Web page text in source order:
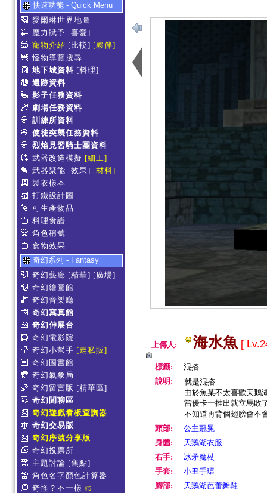
快速功能 - Quick Menu
愛爾琳世界地圖
魔力賦予 [喜愛]
寵物介紹 [比較] [夥伴]
怪物導覽搜尋
地下城資料 [料理]
遺跡資料
影子任務資料
劇場任務資料
訓練所資料
使徒突襲任務資料
烈焰見習騎士團資料
武器改造模擬 [細工]
武器聚能 [效果] [材料]
製衣樣本
打鐵設計圖
可生產物品
料理食譜
角色稱號
食物效果
奇幻系列 - Fantasy
奇幻藝廊 [精華] [廣場]
奇幻繪圖館
奇幻音樂廳
奇幻寫真館
奇幻伸展台
奇幻電影院
奇幻小幫手 [走私販]
奇幻圖書館
奇幻氣象局
奇幻留言版 [精華區]
奇幻閒聊區
奇幻遊戲看板查詢器
奇幻交易版
奇幻序號分享版
奇幻投票所
主題討論 [焦點]
角色名字顏色計算器
奇怪？不一樣 #5
上傳人: 海水魚 [
標籤:
混搭
說明:
就是混搭
由於魚某不太喜歡天鵝
當優卡一推出就立馬敗
不知道再背個翅膀會不
頭部:
公主冠冕
身體:
天鵝湖衣服
右手:
冰矛魔杖
手套:
小丑手環
腳部:
天鵝湖芭蕾舞鞋